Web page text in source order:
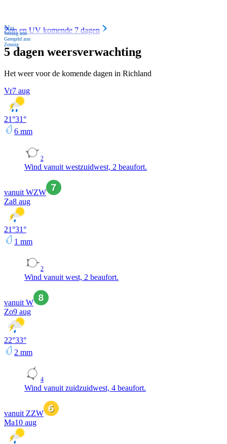
Nu
Weinig zon
Geregeld zon
Zonnig
Zon en UV komende 7 dagen
5 dagen weersverwachting
Het weer voor de komende dagen in Richland
Vr7 aug
21°31°
6 mm
2
Wind vanuit westzuidwest, 2 beaufort.
vanuit WZW
Za8 aug
21°31°
1 mm
2
Wind vanuit west, 2 beaufort.
vanuit W
Zo9 aug
22°33°
2 mm
4
Wind vanuit zuidzuidwest, 4 beaufort.
vanuit ZZW
Ma10 aug